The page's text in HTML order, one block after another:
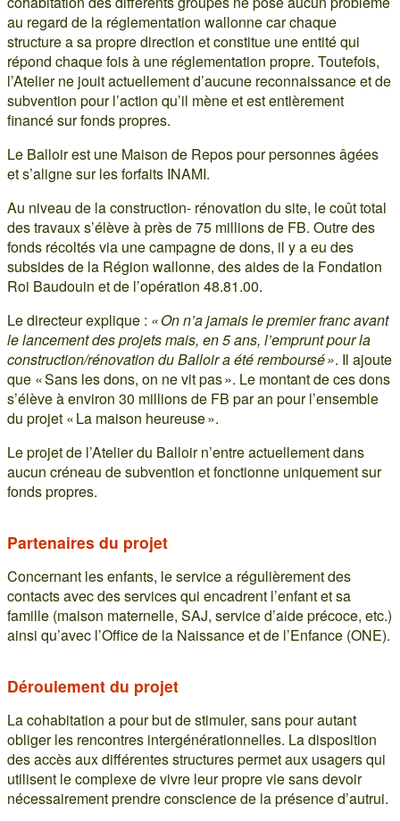
au regard de la réglementation wallonne car chaque
structure a sa propre direction et constitue une entité qui
répond chaque fois à une réglementation propre. Toutefois,
l’Atelier ne jouit actuellement d’aucune reconnaissance et de
subvention pour l’action qu’il mène et est entièrement
financé sur fonds propres.
Le Balloir est une Maison de Repos pour personnes âgées
et s’aligne sur les forfaits INAMI.
Au niveau de la construction- rénovation du site, le coût total
des travaux s’élève à près de 75 millions de FB. Outre des
fonds récoltés via une campagne de dons, il y a eu des
subsides de la Région wallonne, des aides de la Fondation
Roi Baudouin et de l’opération 48.81.00.
Le directeur explique : « On n’a jamais le premier franc avant
le lancement des projets mais, en 5 ans, l’emprunt pour la
construction/rénovation du Balloir a été remboursé ». Il ajoute
que « Sans les dons, on ne vit pas ». Le montant de ces dons
s’élève à environ 30 millions de FB par an pour l’ensemble
du projet « La maison heureuse ».
Le projet de l’Atelier du Balloir n’entre actuellement dans
aucun créneau de subvention et fonctionne uniquement sur
fonds propres.
Partenaires du projet
Concernant les enfants, le service a régulièrement des
contacts avec des services qui encadrent l’enfant et sa
famille (maison maternelle, SAJ, service d’aide précoce, etc.)
ainsi qu’avec l’Office de la Naissance et de l’Enfance (ONE).
Déroulement du projet
La cohabitation a pour but de stimuler, sans pour autant
obliger les rencontres intergénérationnelles. La disposition
des accès aux différentes structures permet aux usagers qui
utilisent le complexe de vivre leur propre vie sans devoir
nécessairement prendre conscience de la présence d’autrui.